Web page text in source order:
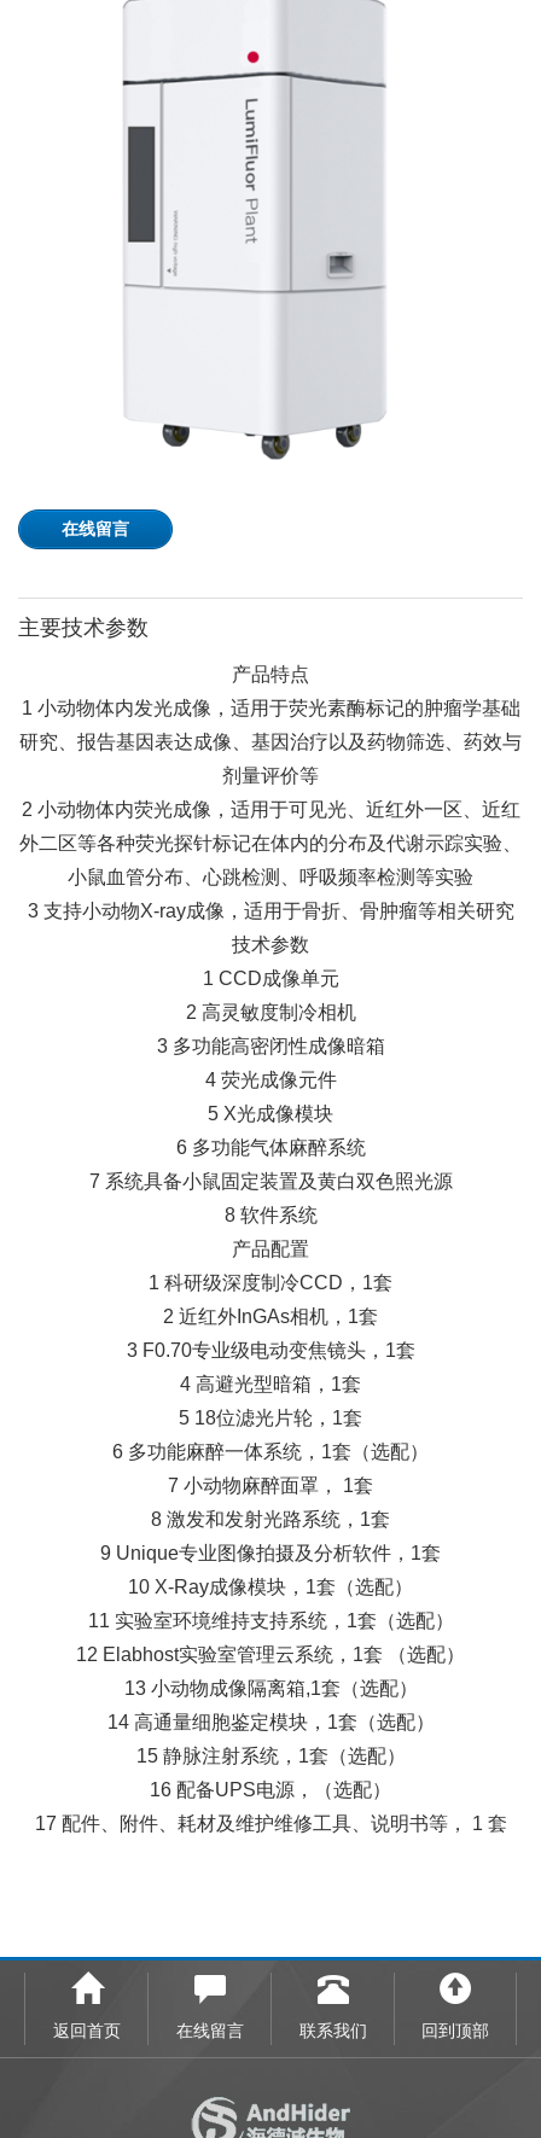
在线留言
主要技术参数
产品特点
1 小动物体内发光成像，适用于荧光素酶标记的肿瘤学基础
研究、报告基因表达成像、基因治疗以及药物筛选、药效与
剂量评价等
2 小动物体内荧光成像，适用于可见光、近红外一区、近红
外二区等各种荧光探针标记在体内的分布及代谢示踪实验、
小鼠血管分布、心跳检测、呼吸频率检测等实验
3 支持小动物X-ray成像，适用于骨折、骨肿瘤等相关研究
技术参数
1 CCD成像单元
2 高灵敏度制冷相机
3 多功能高密闭性成像暗箱
4 荧光成像元件
5 X光成像模块
6 多功能气体麻醉系统
7 系统具备小鼠固定装置及黄白双色照光源
8 软件系统
产品配置
1 科研级深度制冷CCD，1套
2 近红外InGAs相机，1套
3 F0.70专业级电动变焦镜头，1套
4 高避光型暗箱，1套
5 18位滤光片轮，1套
6 多功能麻醉一体系统，1套（选配）
7 小动物麻醉面罩， 1套
8 激发和发射光路系统，1套
9 Unique专业图像拍摄及分析软件，1套
10 X-Ray成像模块，1套（选配）
11 实验室环境维持支持系统，1套（选配）
12 Elabhost实验室管理云系统，1套 （选配）
13 小动物成像隔离箱,1套（选配）
14 高通量细胞鉴定模块，1套（选配）
15 静脉注射系统，1套（选配）
16 配备UPS电源，（选配）
17 配件、附件、耗材及维护维修工具、说明书等， 1 套
返回首页 在线留言 联系我们 回到顶部